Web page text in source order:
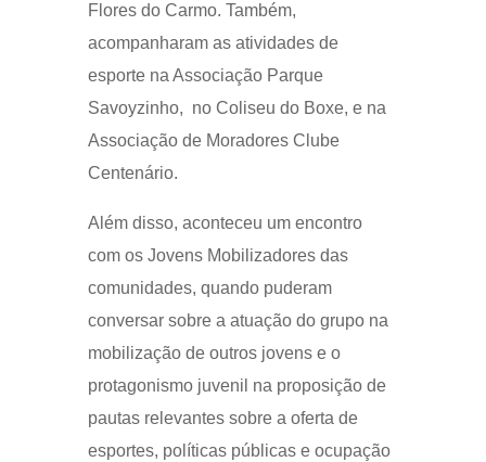
Flores do Carmo. Também,
acompanharam as atividades de
esporte na Associação Parque
Savoyzinho, no Coliseu do Boxe, e na
Associação de Moradores Clube
Centenário.
Além disso, aconteceu um encontro
com os Jovens Mobilizadores das
comunidades, quando puderam
conversar sobre a atuação do grupo na
mobilização de outros jovens e o
protagonismo juvenil na proposição de
pautas relevantes sobre a oferta de
esportes, políticas públicas e ocupação